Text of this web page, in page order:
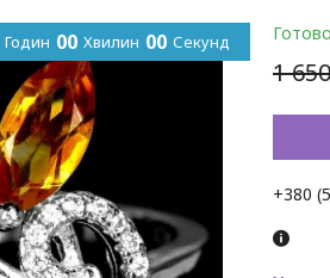
Годин 00 Хвилин 00 Секунд
1
+380